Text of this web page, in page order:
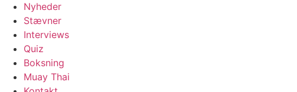
Nyheder
Stævner
Interviews
Quiz
Boksning
Muay Thai